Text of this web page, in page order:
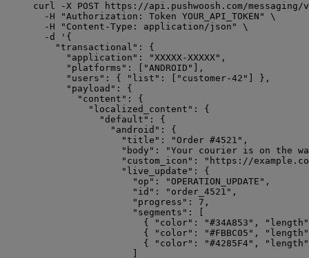
curl -X POST
https://api.pushwoosh.com/
-H
"Authorization: Token YOUR_API_TOKEN "
\
-H
" Content-Type: application/json "
\
-d
' {
"transactional": {
"application": "XXXXX-XXXXX",
"platforms": ["ANDROID"],
"users": { "list": ["customer-42"] },
"payload": {
"content": {
"localized_content": {
"default": {
"android": {
"title": "Order #4521",
"body": "Your courier is on the
"custom_icon": "https://
"live_update": {
"op": "OPERATION_UPDATE",
"id": "order_4521",
"progress": 7,
"segments": [
{ "color": "#34A853",
{ "color": "#FBBC05",
{ "color": "#4285F4",